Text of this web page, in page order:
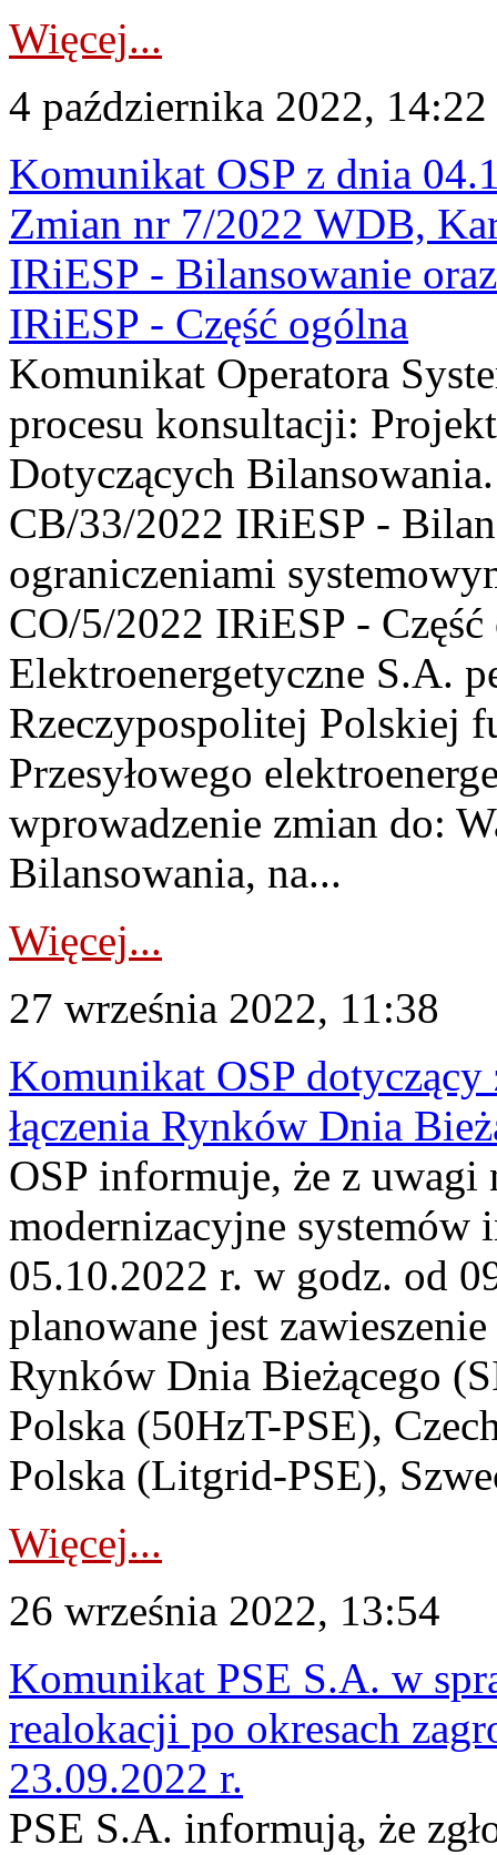
Więcej...
4 października 2022, 14:22
Komunikat OSP z dnia
Zmian nr 7/2022 WDB,
IRiESP - Bilansowanie
IRiESP - Część ogólna
Komunikat Operatora
procesu konsultacji:
Dotyczących
CB/33/2022 IRiESP -
ograniczeniami
CO/5/2022 IRiESP -
Elektroenergetyczne S.A.
Rzeczypospolitej Polskiej
Przesyłowego
wprowadzenie zmian do:
Bilansowania, na...
Więcej...
27 września 2022, 11:38
Komunikat OSP dotyczący
łączenia Rynków Dnia
OSP informuje, że z uwagi
modernizacyjne
05.10.2022 r. w godz. od
planowane jest
Rynków Dnia Bieżącego
Polska (50HzT-PSE),
Polska (Litgrid-PSE),
Więcej...
26 września 2022, 13:54
Komunikat PSE S.A. w
realokacji po okresach
23.09.2022 r.
PSE S.A. informują, że